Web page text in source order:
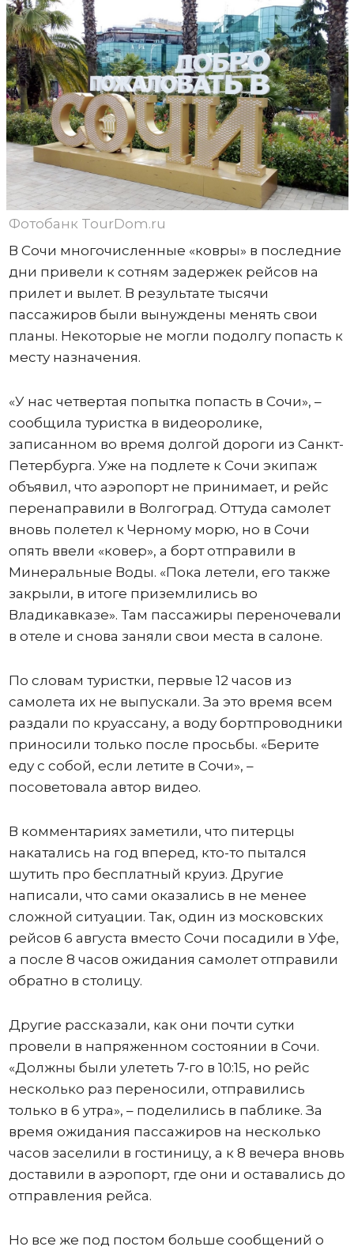
Фотобанк TourDom.ru
В Сочи многочисленные «ковры» в последние
дни привели к сотням задержек рейсов на
прилет и вылет. В результате тысячи
пассажиров были вынуждены менять свои
планы. Некоторые не могли подолгу попасть к
месту назначения.
«У нас четвертая попытка попасть в Сочи», –
сообщила туристка в видеоролике,
записанном во время долгой дороги из Санкт-
Петербурга. Уже на подлете к Сочи экипаж
объявил, что аэропорт не принимает, и рейс
перенаправили в Волгоград. Оттуда самолет
вновь полетел к Черному морю, но в Сочи
опять ввели «ковер», а борт отправили в
Минеральные Воды. «Пока летели, его также
закрыли, в итоге приземлились во
Владикавказе». Там пассажиры переночевали
в отеле и снова заняли свои места в салоне.
По словам туристки, первые 12 часов из
самолета их не выпускали. За это время всем
раздали по круассану, а воду бортпроводники
приносили только после просьбы. «Берите
еду с собой, если летите в Сочи», –
посоветовала автор видео.
В комментариях заметили, что питерцы
накатались на год вперед, кто-то пытался
шутить про бесплатный круиз. Другие
написали, что сами оказались в не менее
сложной ситуации. Так, один из московских
рейсов 6 августа вместо Сочи посадили в Уфе,
а после 8 часов ожидания самолет отправили
обратно в столицу.
Другие рассказали, как они почти сутки
провели в напряженном состоянии в Сочи.
«Должны были улететь 7-го в 10:15, но рейс
несколько раз переносили, отправились
только в 6 утра», – поделились в паблике. За
время ожидания пассажиров на несколько
часов заселили в гостиницу, а к 8 вечера вновь
доставили в аэропорт, где они и оставались до
отправления рейса.
Но все же под постом больше сообщений о